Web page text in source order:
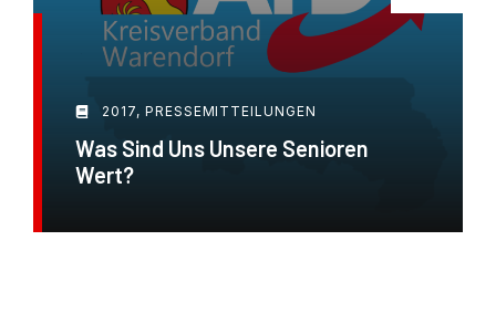
2017, PRESSEMITTEILUNGEN
Was Sind Uns Unsere Senioren
Wert?